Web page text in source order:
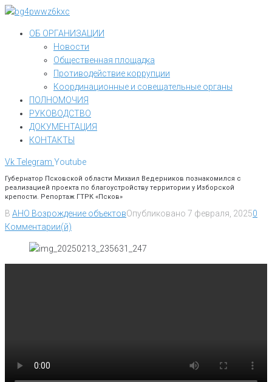
Перейти
контентуОБ ОРГАНИЗАЦИИ
Новости
Общественная площадка
Противодействие коррупции
Координационные и совещательные органы
ПОЛНОМОЧИЯ
РУКОВОДСТВО
ДОКУМЕНТАЦИЯ
КОНТАКТЫ
VkTelegram Youtube
Губернатор Псковской области Михаил Ведерников познакомился с
реализацией проекта по благоустройству территории у Изборской
крепости. Репортаж ГТРК «Псков»
В АНО Возрождение объектовОпубликовано 7 февраля, 20250
Комментарии(й)